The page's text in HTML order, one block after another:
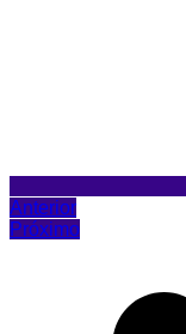
Anterior
Próximo